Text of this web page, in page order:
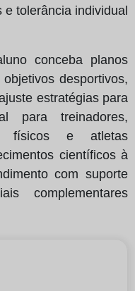
tolerância individual
conceba planos
desportivos,
estratégias para
para treinadores,
físicos e atletas
científicos à
com suporte
complementares